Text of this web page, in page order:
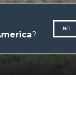
?
NO